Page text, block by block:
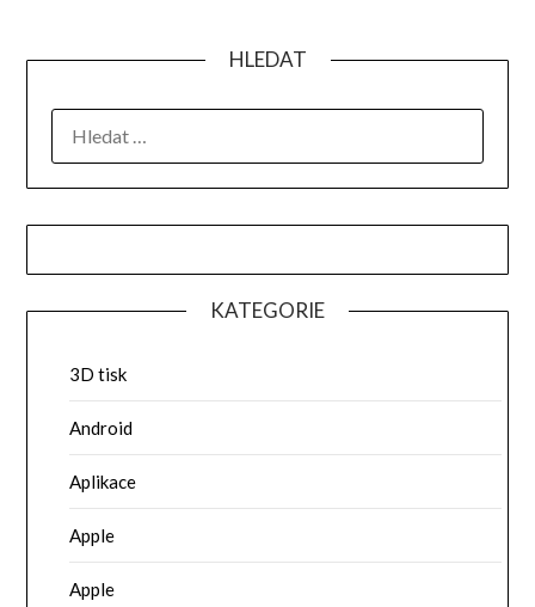
HLEDAT
KATEGORIE
3D tisk
Android
Aplikace
Apple
Apple